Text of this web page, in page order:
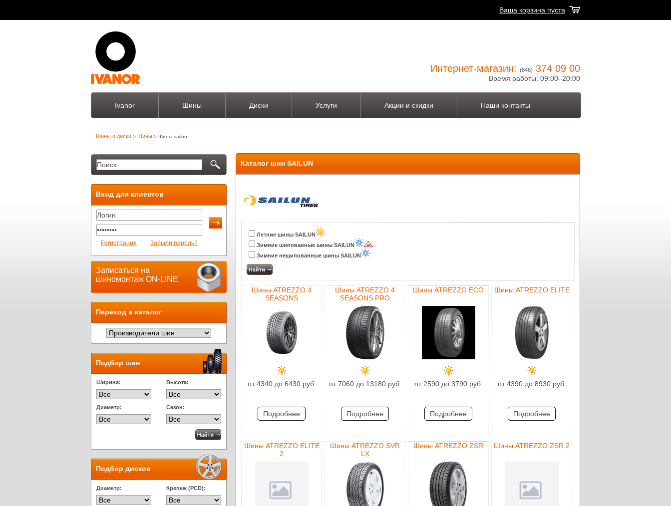
Ваша корзина пуста
Интернет-магазин: (846) 374 09 00
Время работы: 09:00–20:00
Ivanor Шины Диски Услуги Акции и скидки Наши контакты
Шины и диски > Шины > Шины sailun
Вход для клиентов
Регистрация Забыли пароль?
Записаться на
шиномонтаж ON-LINE
Переход в каталог
Подбор шин
Ширина: Высота:
Диаметр: Сезон:
Подбор дисков
Диаметр: Крепеж (PCD):
Каталог шин SAILUN
Летние шины SAILUN
Зимние шипованные шины SAILUN
Зимние нешипованные шины SAILUN
Шины ATREZZO 4
SEASONS
от 4340 до 6430 руб.
Подробнее
Шины ATREZZO 4
SEASONS PRO
от 7060 до 13180 руб.
Подробнее
Шины ATREZZO ECO
от 2590 до 3790 руб.
Подробнее
Шины ATREZZO ELITE
от 4390 до 8930 руб.
Подробнее
Шины ATREZZO ELITE
2
Шины ATREZZO SVR
LX
Шины ATREZZO ZSR Шины ATREZZO ZSR 2